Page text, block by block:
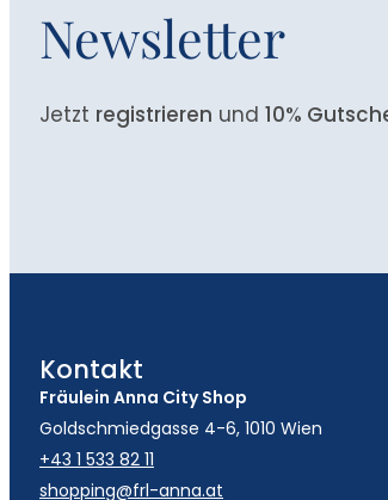
Newsletter
Jetzt registrieren und 10%
Kontakt
Fräulein Anna City Shop
Goldschmiedgasse 4-6, 1010 Wien
+43 1 533 82 11
shopping@frl-anna.at